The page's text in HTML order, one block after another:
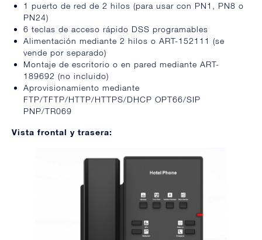
1 puerto de red de 2 hilos (para usar con PN1, PN8 o
PN24)
6 teclas de acceso rápido DSS programables
Alimentación mediante 2 hilos o ART-152111 (se
vende por separado)
Montaje de escritorio o en pared mediante ART-
189692 (no incluido)
Aprovisionamiento mediante
FTP/TFTP/HTTP/HTTPS/DHCP OPT66/SIP
PNP/TR069
Vista frontal y trasera: